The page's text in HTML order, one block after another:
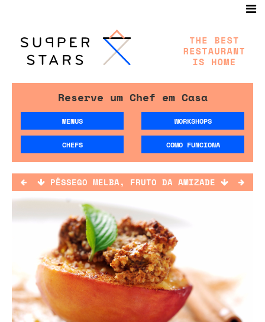
Reserve um Chef em Casa
MENUS WORKSHOPS
CHEFS COMO FUNCIONA
PÊSSEGO MELBA, FRUTO DA AMIZADE